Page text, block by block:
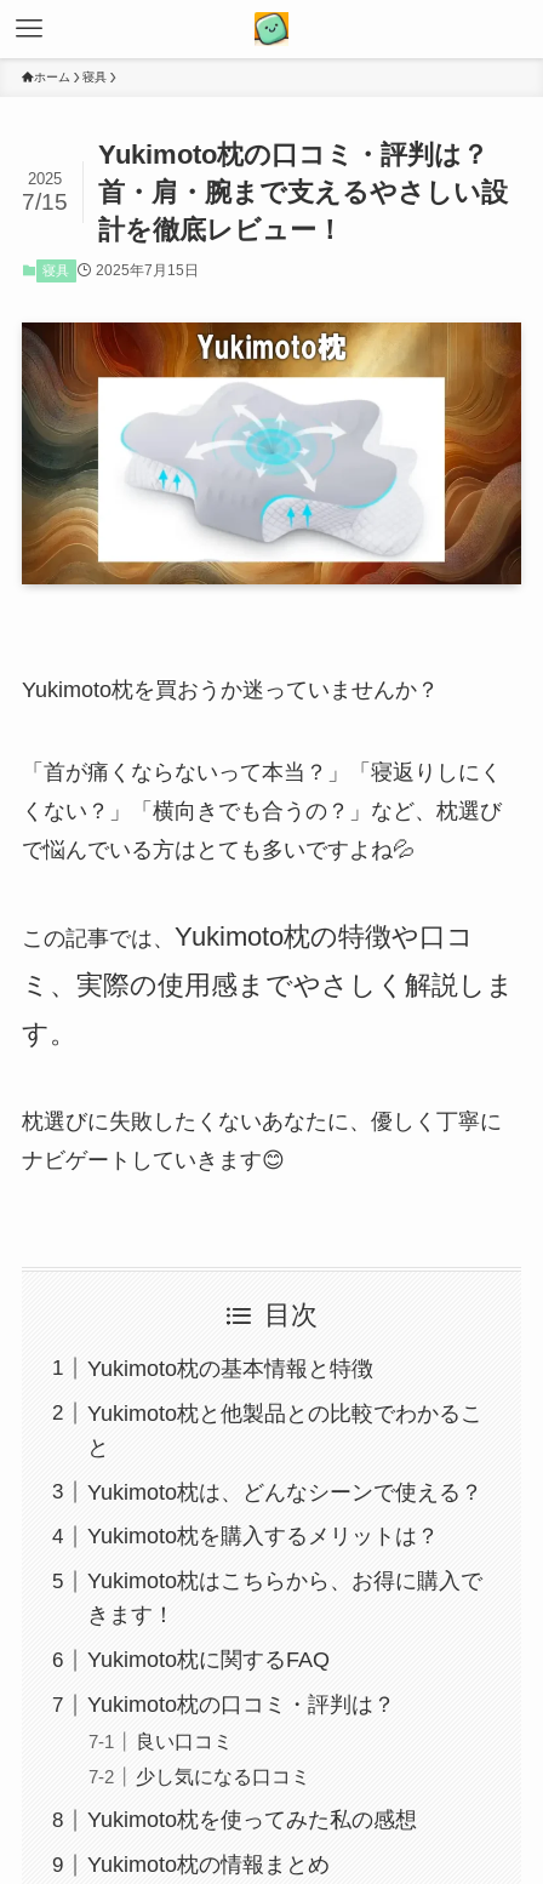
ホーム 寝具
Yukimoto枕の口コミ・評判は？
首・肩・腕まで支えるやさしい設
計を徹底レビュー！
2025
7/15
寝具 2025年7月15日
Yukimoto枕を買おうか迷っていませんか？
「首が痛くならないって本当？」「寝返りしにく
くない？」「横向きでも合うの？」など、枕選び
で悩んでいる方はとても多いですよね💦
この記事では、 Yukimoto枕の特徴や口コ
ミ、実際の使用感までやさしく解説しま
す。
枕選びに失敗したくないあなたに、優しく丁寧に
ナビゲートしていきます😊
目次
Yukimoto枕の基本情報と特徴
Yukimoto枕と他製品との比較でわかるこ
と
Yukimoto枕は、どんなシーンで使える？
Yukimoto枕を購入するメリットは？
Yukimoto枕はこちらから、お得に購入で
きます！
Yukimoto枕に関するFAQ
Yukimoto枕の口コミ・評判は？
良い口コミ
少し気になる口コミ
Yukimoto枕を使ってみた私の感想
Yukimoto枕の情報まとめ